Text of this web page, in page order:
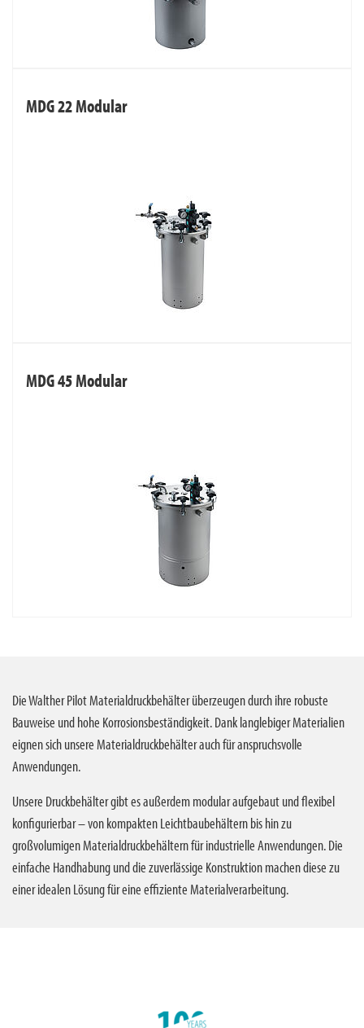
MDG 22 Modular
MDG 45 Modular
Die Walther Pilot Materialdruckbehälter überzeugen durch ihre robuste
Bauweise und hohe Korrosionsbeständigkeit. Dank langlebiger Materialien
eignen sich unsere Materialdruckbehälter auch für anspruchsvolle
Anwendungen.
Unsere Druckbehälter gibt es außerdem modular aufgebaut und flexibel
konfigurierbar – von kompakten Leichtbaubehältern bis hin zu
großvolumigen Materialdruckbehältern für industrielle Anwendungen. Die
einfache Handhabung und die zuverlässige Konstruktion machen diese zu
einer idealen Lösung für eine effiziente Materialverarbeitung.